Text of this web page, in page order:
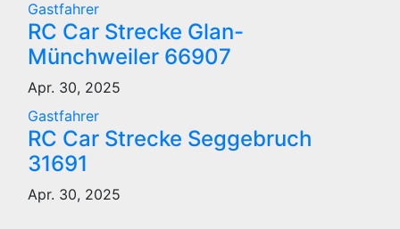
Gastfahrer
RC Car Strecke Glan-
Münchweiler 66907
Apr. 30, 2025
Gastfahrer
RC Car Strecke Seggebruch
31691
Apr. 30, 2025